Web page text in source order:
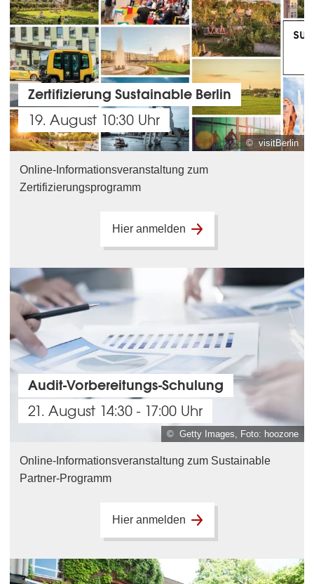
© visitBerlin
Zertifizierung Sustainable Berlin
19. August 10:30 Uhr
Online-Informationsveranstaltung zum
Zertifizierungsprogramm
Hier anmelden
© Getty Images, Foto: hoozone
Audit-Vorbereitungs-Schulung
21. August 14:30 - 17:00 Uhr
Online-Informationsveranstaltung zum Sustainable
Partner-Programm
Hier anmelden